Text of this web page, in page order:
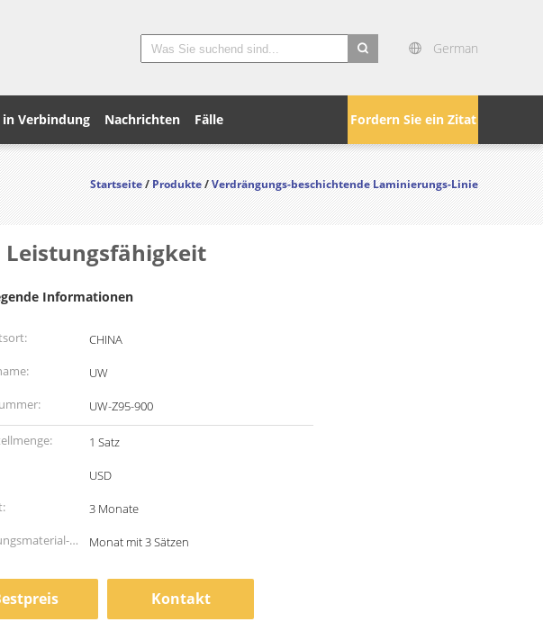
German
Fordern Sie ein Zitat
Verbindung Nachrichten Fälle
Startseite/Produkte/Verdrängungs-beschichtende Laminierungs-Linie
Leistungsfähigkeit
Informationen
CHINA
UW
UW-Z95-900
1 Satz
USD
3 Monate
Monat mit 3 Sätzen
Kontakt